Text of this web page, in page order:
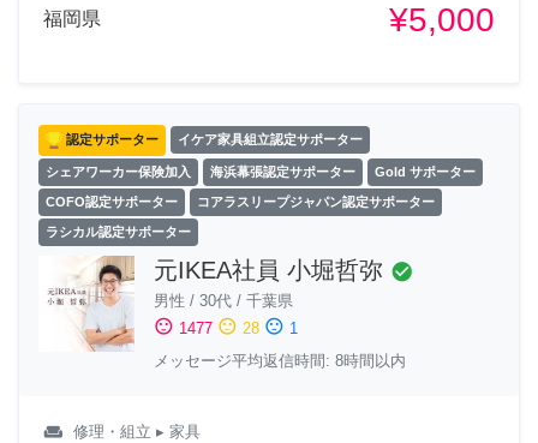
福岡県 ¥5,000
認定サポーター イケア家具組立認定サポーター
シェアワーカー保険加入 海浜幕張認定サポーター Gold サポーター
COFO認定サポーター コアラスリープジャパン認定サポーター
ラシカル認定サポーター
元IKEA社員 小堀哲弥 check_circle
男性 / 30代 / 千葉県
sentiment_satisfied 1477 sentiment_neutral 28 sentiment_dissatisfied 1
メッセージ平均返信時間: 8時間以内
weekend 修理・組立 ▸ 家具